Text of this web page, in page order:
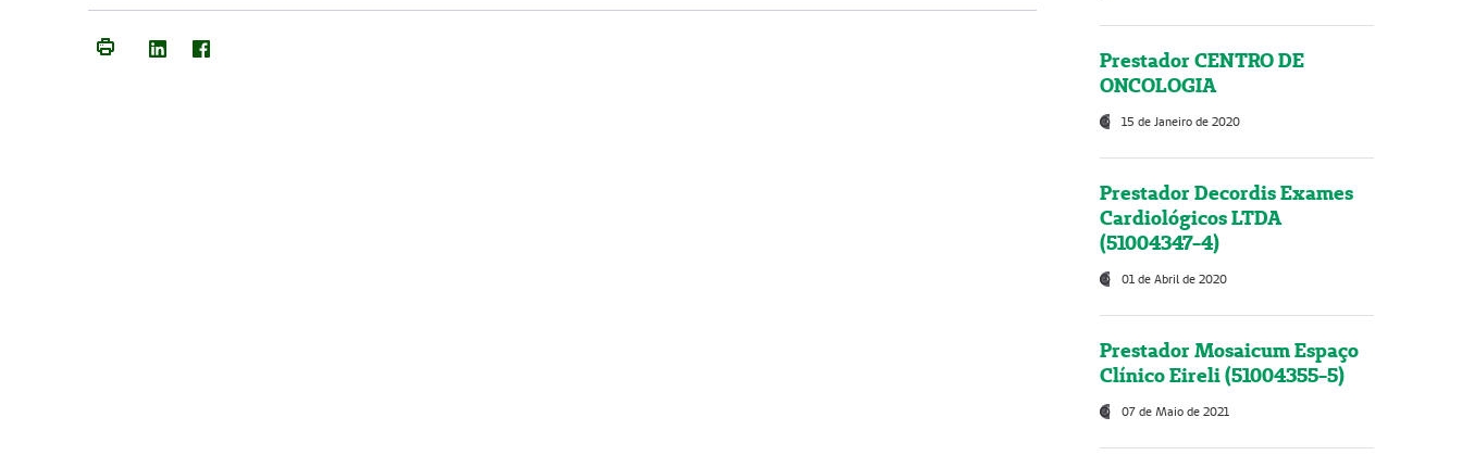
Prestador CENTRO DE
ONCOLOGIA
15 de Janeiro de 2020
Prestador Decordis Exames
Cardiológicos LTDA
(51004347-4)
01 de Abril de 2020
Prestador Mosaicum Espaço
Clínico Eireli (51004355-5)
07 de Maio de 2021